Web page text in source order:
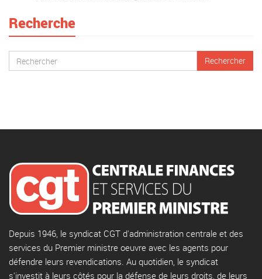
Recherche
Depuis 1946, le syndicat CGT d'administration centrale et des
services du Premier ministre oeuvre avec les agents pour
défendre leurs revendications. Au quotidien, le syndicat
s'investit à leurs côtés pour la défense de leurs droits, de leurs